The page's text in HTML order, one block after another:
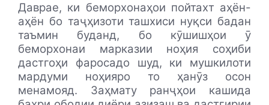
Даврае, ки беморхонаҳои пойтахт аҳён-
аҳён бо таҷҳизоти ташхиси нуқси бадан
таъмин буданд, бо кӯшишҳои ӯ
беморхонаи марказии ноҳия соҳиби
дастгоҳи фаросадо шуд, ки мушкилоти
мардуми ноҳияро то ҳанӯз осон
менамояд. Заҳмату ранҷҳои кашида